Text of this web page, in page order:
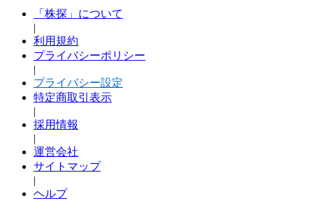
「株探」について
|
利用規約
プライバシーポリシー
|
プライバシー設定
特定商取引表示
|
採用情報
|
運営会社
サイトマップ
|
ヘルプ